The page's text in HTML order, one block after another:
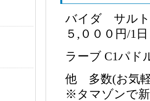
バイダ サル
５,０００円/1日
ラーブ C1パド
他 多数(お気
※タマゾンで